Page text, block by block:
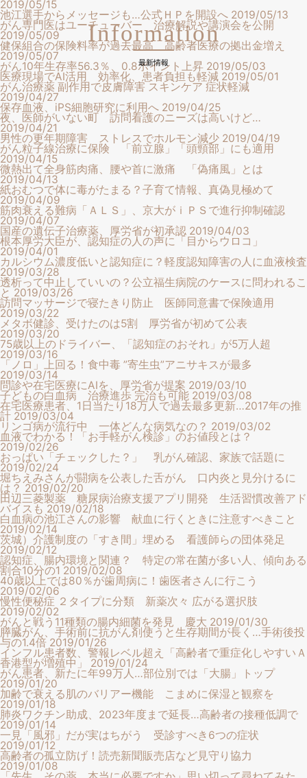
Information
最新情報
2019/05/15
池江選手からメッセージも…公式ＨＰを開設へ 2019/05/13
がん専門医はユーチューバー 治療解説や講演会を公開
2019/05/09
健保組合の保険料率が過去最高 高齢者医療の拠出金増え
2019/05/07
がん10年生存率56.3％、0.8ポイント上昇 2019/05/03
医療現場でAI活用 効率化、患者負担も軽減 2019/05/01
がん治療薬 副作用で皮膚障害 スキンケア 症状軽減
2019/04/27
保存血液、iPS細胞研究に利用へ 2019/04/25
夜、医師がいない町 訪問看護のニーズは高いけど…
2019/04/21
男性の更年期障害 ストレスでホルモン減少 2019/04/19
がん粒子線治療に保険 「前立腺」「頭頸部」にも適用
2019/04/15
微熱出て全身筋肉痛、腰や首に激痛 「偽痛風」とは
2019/04/13
紙おむつで体に毒がたまる？子育て情報、真偽見極めて
2019/04/09
筋肉衰える難病「ＡＬＳ」、京大がｉＰＳで進行抑制確認
2019/04/07
国産の遺伝子治療薬、厚労省が初承認 2019/04/03
根本厚労大臣が、認知症の人の声に「目からウロコ」
2019/04/01
カルシウム濃度低いと認知症に？軽度認知障害の人に血液検査
2019/03/28
透析って中止していいの？公立福生病院のケースに問われるこ
と 2019/03/26
訪問マッサージで寝たきり防止 医師同意書で保険適用
2019/03/22
メタボ健診、受けたのは5割 厚労省が初めて公表
2019/03/20
75歳以上のドライバー、「認知症のおそれ」が5万人超
2019/03/16
「ノロ」上回る！食中毒 ”寄生虫”アニサキスが最多
2019/03/14
問診や在宅医療にAIを、厚労省が提案 2019/03/10
子どもの白血病 治療進歩 完治も可能 2019/03/08
在宅医療患者、1日当たり18万人で過去最多更新…2017年の推
計 2019/03/04
リンゴ病が流行中 一体どんな病気なの？ 2019/03/02
血液でわかる！「お手軽がん検診」のお値段とは？
2019/02/26
おっぱい「チェックした？」 乳がん確認、家族で話題に
2019/02/24
堀ちえみさんが闘病を公表した舌がん 口内炎と見分けるに
は？ 2019/02/20
田辺三菱製薬 糖尿病治療支援アプリ開発 生活習慣改善アド
バイスも 2019/02/18
白血病の池江さんの影響 献血に行くときに注意すべきこと
2019/02/14
茨城）介護制度の「すき間」埋める 看護師らの団体発足
2019/02/12
認知症、腸内環境と関連？ 特定の常在菌が多い人、傾向ある
割合10分の1 2019/02/08
40歳以上では80％が歯周病に！歯医者さんに行こう
2019/02/06
慢性便秘症 ２タイプに分類 新薬次々 広がる選択肢
2019/02/02
がんと戦う11種類の腸内細菌を発見 慶大 2019/01/30
膵臓がん、手術前に抗がん剤使うと生存期間が長く…手術後投
与の1.4倍 2019/01/26
インフル患者数、警報レベル超え「高齢者で重症化しやすいＡ
香港型が増殖中」 2019/01/24
がん患者、新たに年99万人…部位別では「大腸」トップ
2019/01/20
加齢で衰える肌のバリアー機能 こまめに保湿と観察を
2019/01/18
肺炎ワクチン助成、2023年度まで延長…高齢者の接種低調で
2019/01/14
一見「風邪」だが実はちがう 受診すべき6つの症状
2019/01/12
高齢者の孤立防げ！読売新聞販売店など見守り協力
2019/01/08